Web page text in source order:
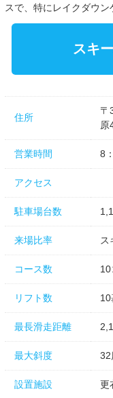
スで、特にレイクダウ
木湖に滑り込むような
スキ
住所
〒
原
営業時間 8
アクセス
駐車場台数
来場比率
コース数 10
リフト数 10
最長滑走距離
最大斜度 32
設置施設 更